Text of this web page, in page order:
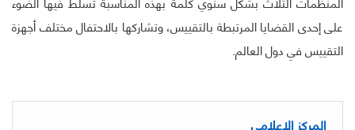
على إحدى القضايا المرتبطة بالتقييس، وتشاركها بالاحتفال مختلف أجهزة
التقييس في دول العالم.
المركز الإعلامي